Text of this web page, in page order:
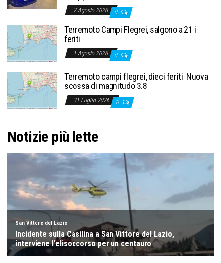
2 Agosto 2026 0
Terremoto Campi Flegrei, salgono a 21 i
feriti
1 Agosto 2026 0
Terremoto campi flegrei, dieci feriti. Nuova
scossa di magnitudo 3.8
31 Luglio 2026 0
Notizie più lette